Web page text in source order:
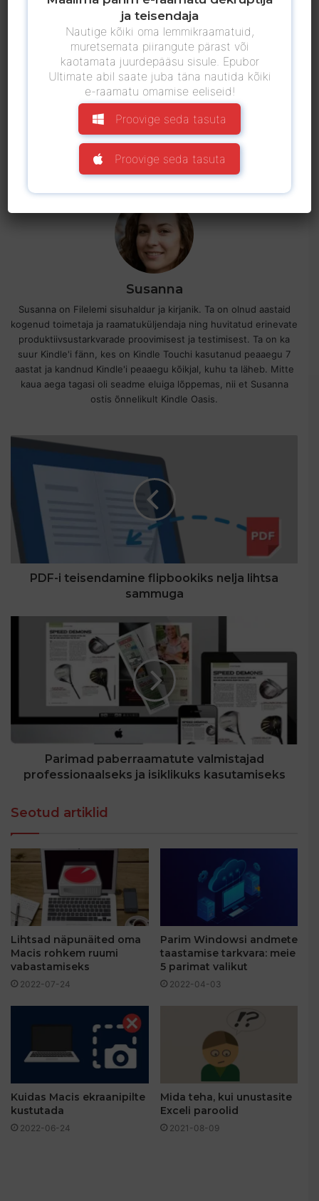
või mis tahes seadet, mida eelistate. Kui teil on
küsimusi, andke meile kommentaarides teada.
Ja kui arvate, et see juhend on kasulik, ärge unustage
seda jagada. See tõesti aitab.
Susanna
Susanna on Filelemi sisuhaldur ja kirjanik. Ta on olnud aastaid
kogenud toimetaja ja raamatuküljendaja ning huvitatud erinevate
produktiivsustarkvarade proovimisest ja testimisest. Ta on ka
suur Kindle'i fänn, kes on Kindle Touchi kasutanud peaaegu 7
aastat ja kandnud Kindle'i peaaegu kõikjal, kuhu ta läheb. Mitte
kaua aega tagasi oli seadme eluiga lõppemas, nii et Susanna
ostis õnnelikult Kindle Oasis.
PDF-i teisendamine flipbookiks nelja lihtsa
sammuga
Parimad paberraamatute valmistajad
professionaalseks ja isiklikuks kasutamiseks
Seotud artiklid
Lihtsad näpunäited oma
Macis rohkem ruumi
vabastamiseks
2022-07-24
Parim Windowsi andmete
taastamise tarkvara: meie
5 parimat valikut
2022-04-03
Kuidas Macis ekraanipilte
kustutada
2022-06-24
Mida teha, kui unustasite
Exceli paroolid
2021-08-09
ja teisendaja
Nautige kõiki oma lemmikraamatuid,
muretsemata piirangute pärast või
kaotamata juurdepääsu sisule. Epubor
Ultimate abil saate juba täna nautida kõiki
e-raamatu omamise eeliseid!
Proovige seda tasuta
Proovige seda tasuta